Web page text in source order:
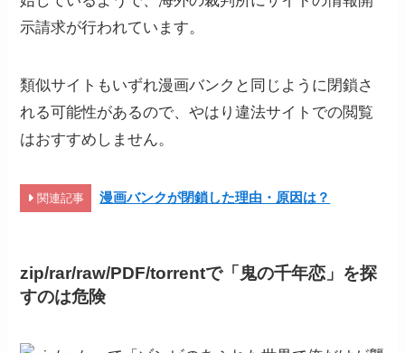
示請求が行われています。
類似サイトもいずれ漫画バンクと同じように閉鎖さ
れる可能性があるので、やはり違法サイトでの閲覧
はおすすめしません。
関連記事 漫画バンクが閉鎖した理由・原因は？
zip/rar/raw/PDF/torrentで「鬼の千年恋 」 を探
すのは危険